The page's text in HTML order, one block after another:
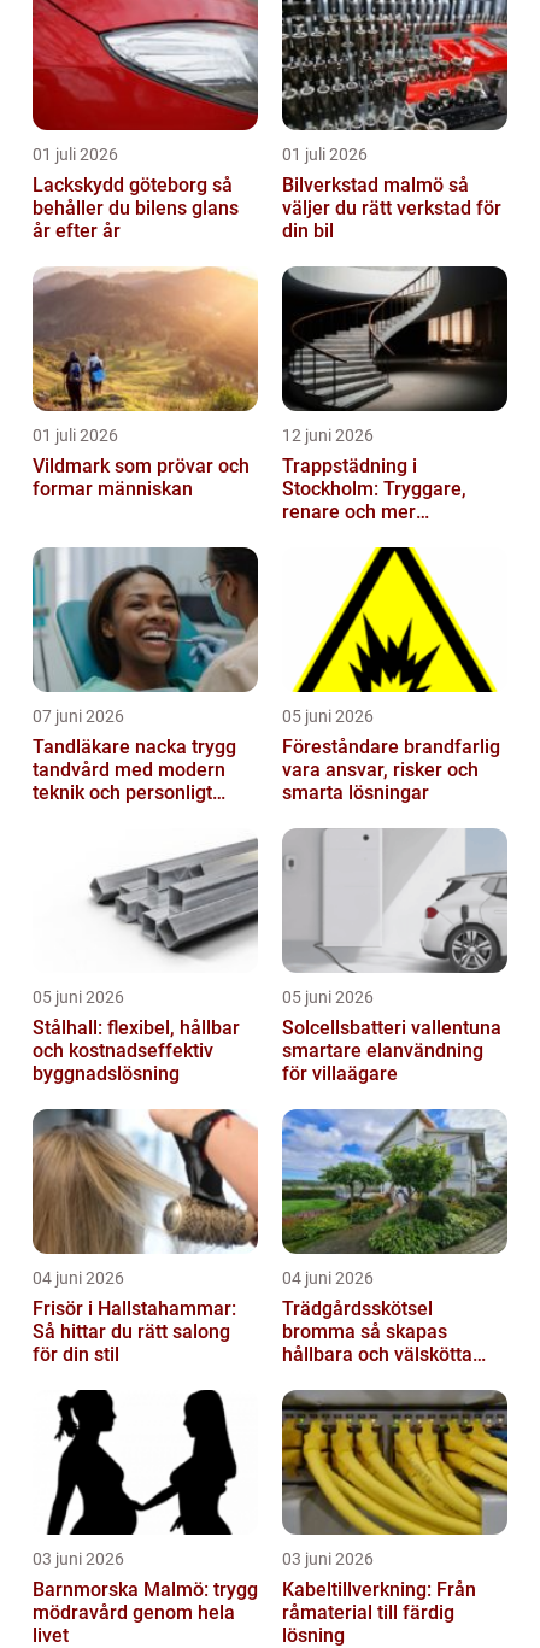
01 juli 2026
Lackskydd göteborg så
behåller du bilens glans
år efter år
01 juli 2026
Bilverkstad malmö så
väljer du rätt verkstad för
din bil
01 juli 2026
Vildmark som prövar och
formar människan
12 juni 2026
Trappstädning i
Stockholm: Tryggare,
renare och mer
07 juni 2026
Tandläkare nacka trygg
tandvård med modern
teknik och personligt
05 juni 2026
Föreståndare brandfarlig
vara ansvar, risker och
smarta lösningar
05 juni 2026
Stålhall: flexibel, hållbar
och kostnadseffektiv
byggnadslösning
05 juni 2026
Solcellsbatteri vallentuna
smartare elanvändning
för villaägare
04 juni 2026
Frisör i Hallstahammar:
Så hittar du rätt salong
för din stil
04 juni 2026
Trädgårdsskötsel
bromma så skapas
hållbara och välskötta
03 juni 2026
Barnmorska Malmö: trygg
mödravård genom hela
livet
03 juni 2026
Kabeltillverkning: Från
råmaterial till färdig
lösning